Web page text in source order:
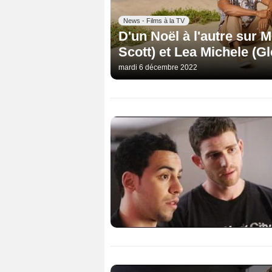
News - Films à la TV
D'un Noël à l'autre sur
Scott) et Lea Michele
mardi 6 décembre 2022